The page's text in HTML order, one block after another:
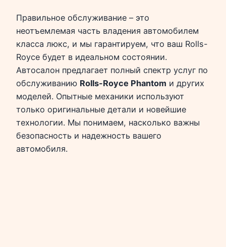
Правильное обслуживание – это
неотъемлемая часть владения автомобилем
класса люкс, и мы гарантируем, что ваш Rolls-
Royce будет в идеальном состоянии.
Автосалон предлагает полный спектр услуг по
обслуживанию Rolls-Royce Phantom и других
моделей. Опытные механики используют
только оригинальные детали и новейшие
технологии. Мы понимаем, насколько важны
безопасность и надежность вашего
автомобиля.